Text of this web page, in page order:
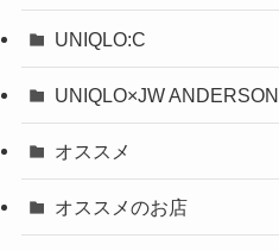
UNIQLO:C
UNIQLO×JW ANDERSON
オススメ
オススメのお店